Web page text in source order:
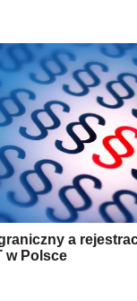
a
w Polsce